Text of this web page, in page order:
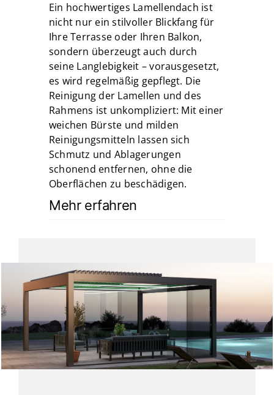
Ein hochwertiges Lamellendach ist
nicht nur ein stilvoller Blickfang für
Ihre Terrasse oder Ihren Balkon,
sondern überzeugt auch durch
seine Langlebigkeit – vorausgesetzt,
es wird regelmäßig gepflegt. Die
Reinigung der Lamellen und des
Rahmens ist unkompliziert: Mit einer
weichen Bürste und milden
Reinigungsmitteln lassen sich
Schmutz und Ablagerungen
schonend entfernen, ohne die
Oberflächen zu beschädigen.
Mehr erfahren